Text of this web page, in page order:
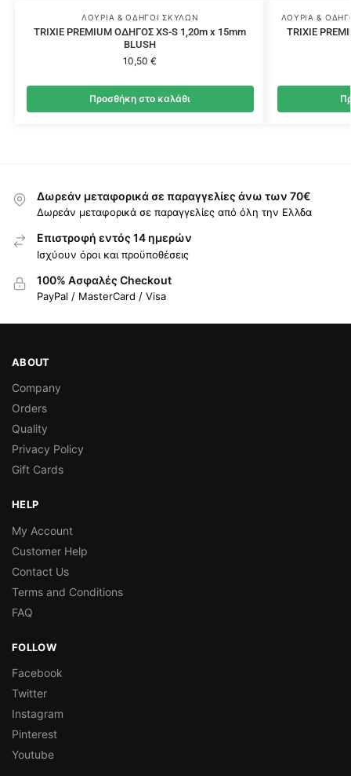
ΛΟΥΡΙΆ & ΟΔΗΓΟΊ ΣΚΎΛΩΝ
TRIXIE PREMIUM ΟΔΗΓΟΣ XS-S 1,20m x 15mm
BLUSH
10,50€
Προσθήκη στο καλάθι
ΛΟΥΡΙΆ &
TRIXIE
Δωρεάν μεταφορικά σε παραγγελίες άνω των 70€
Δωρεάν μεταφορικά σε παραγγελίες από όλη την Ελλδα
Επιστροφή εντός 14 ημερών
Ισχύουν όροι και προϋποθέσεις
100% Ασφαλές Checkout
PayPal / MasterCard / Visa
ABOUT
Company
Orders
Quality
Privacy Policy
Gift Cards
HELP
My Account
Customer Help
Contact Us
Terms and Conditions
FAQ
FOLLOW
Facebook
Twitter
Instagram
Pinterest
Youtube